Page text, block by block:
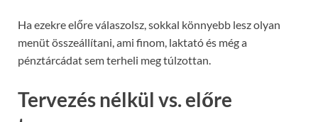
Ha ezekre előre válaszolsz, sokkal könnyebb lesz olyan
menüt összeállítani, ami finom, laktató és még a
pénztárcádat sem terheli meg túlzottan.
Tervezés nélkül vs. előre